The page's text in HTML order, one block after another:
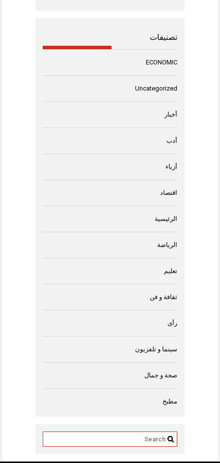
تصنيفات
ECONOMIC
Uncategorized
أخبار
أدب
أزياء
اقتصاد
الرئيسية
الرياضة
تعليم
ثقافة و فن
رأى
سينما و تلفزيون
صحة و جمال
مطبخ